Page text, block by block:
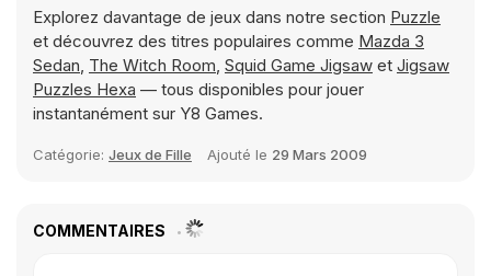
Explorez davantage de jeux dans notre section Puzzle
et découvrez des titres populaires comme Mazda 3
Sedan, The Witch Room, Squid Game Jigsaw et Jigsaw
Puzzles Hexa — tous disponibles pour jouer
instantanément sur Y8 Games.
Catégorie: Jeux de Fille Ajouté le 29 Mars 2009
COMMENTAIRES